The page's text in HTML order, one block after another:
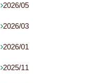
2026/05
2026/03
2026/01
2025/11